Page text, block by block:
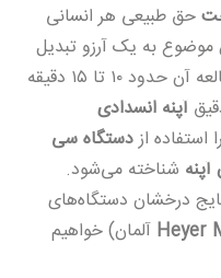
حق طبیعی هر انسانی
موضوع به یک آرزو تبدیل
می‌شود. در این مقاله جامع (که مطالعه آن حدود ۱۰ تا ۱۵ دقیقه
آپنه انسدادی
ازدستگاه سی
شناخته می‌شود.
درخشان دستگاه‌های
Heyer آلمان) خواهیم